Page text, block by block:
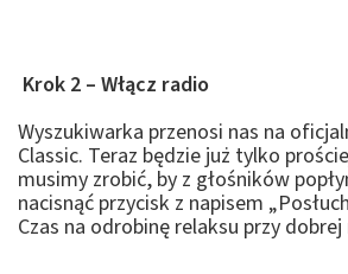
Krok 2 – Włącz radio
Wyszukiwarka przenosi nas na
Classic. Teraz będzie już tylko
musimy zrobić, by z głośników
nacisnąć przycisk z napisem
Czas na odrobinę relaksu przy dobrej